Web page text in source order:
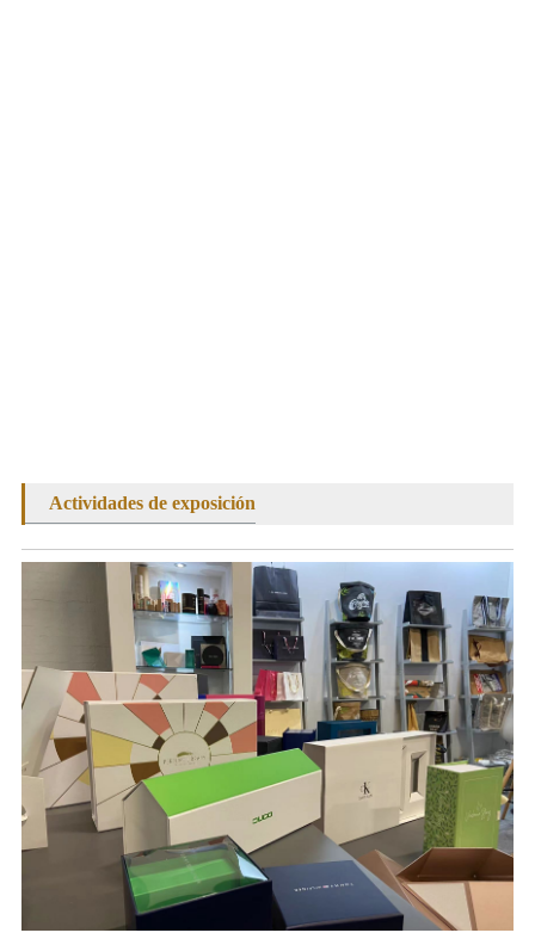
Actividades de exposición